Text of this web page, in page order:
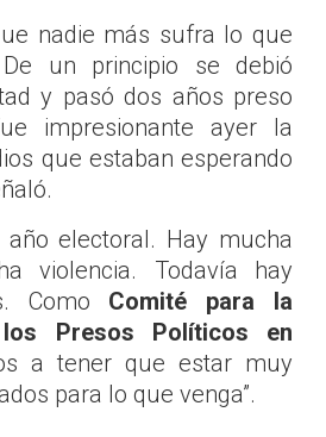
nadie más sufra lo que
un principio se debió
y pasó dos años preso
impresionante ayer la
que estaban esperando
año electoral. Hay mucha
violencia. Todavía hay
Como Comité para la
Presos Políticos en
a tener que estar muy
para lo que venga”.